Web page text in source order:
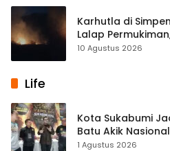
Karhutla di
Lalap
Terancam
10 Agustus 2026
Life
Kota Sukabumi
Batu Akik Nasional
1 Agustus 2026